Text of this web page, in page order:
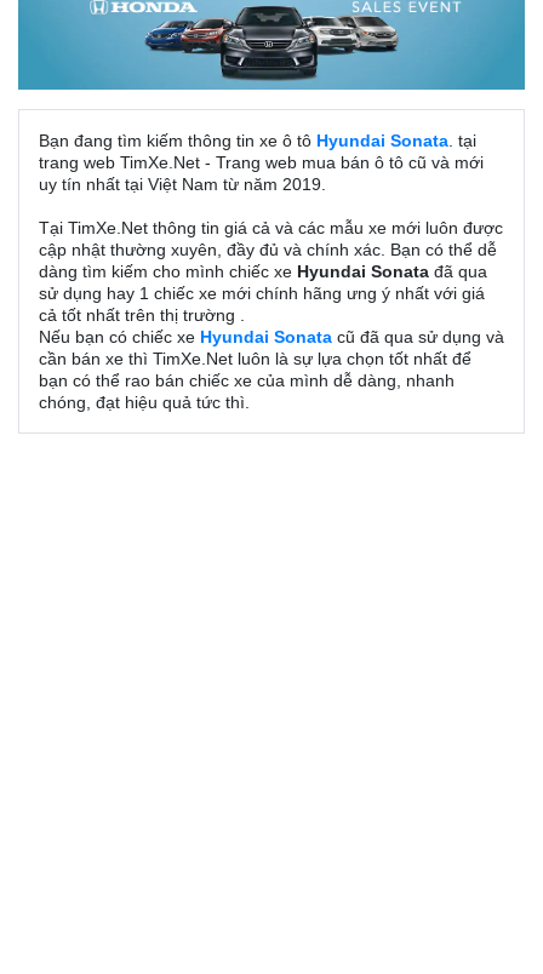
Bạn đang tìm kiếm thông tin xe ô tô Hyundai Sonata . tại
trang web TimXe.Net - Trang web mua bán ô tô cũ và mới
uy tín nhất tại Việt Nam từ năm 2019.
Tại TimXe.Net thông tin giá cả và các mẫu xe mới luôn được
cập nhật thường xuyên, đầy đủ và chính xác. Bạn có thể dễ
dàng tìm kiếm cho mình chiếc xe Hyundai Sonata đã qua
sử dụng hay 1 chiếc xe mới chính hãng ưng ý nhất với giá
cả tốt nhất trên thị trường .
Nếu bạn có chiếc xe Hyundai Sonata cũ đã qua sử dụng và
cần bán xe thì TimXe.Net luôn là sự lựa chọn tốt nhất để
bạn có thể rao bán chiếc xe của mình dễ dàng, nhanh
chóng, đạt hiệu quả tức thì.